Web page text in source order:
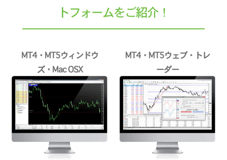
トフォームをご紹介！
MT4・MT5ウィンドウ
ズ・Mac OSX
MT4・MT5ウェブ・トレ
ーダー